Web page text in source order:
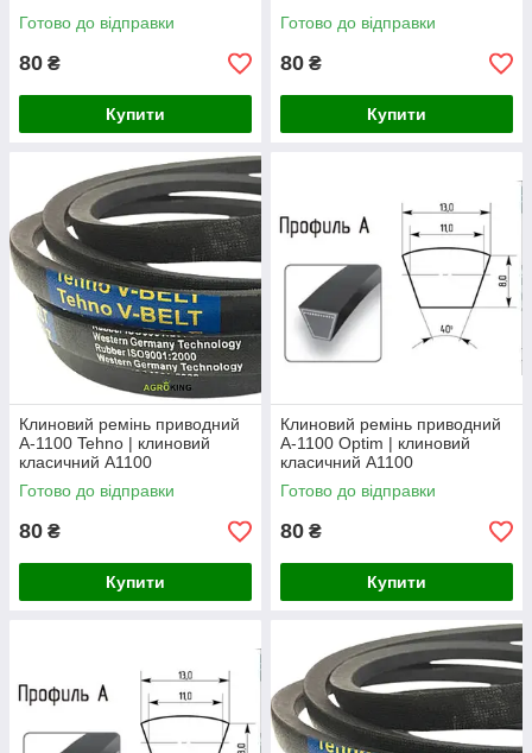
Готово до відправки
80 ₴
Купити
Готово до відправки
80 ₴
Купити
Клиновий ремінь приводний
А-1100 Tehno | клиновий
класичний А1100
Готово до відправки
80 ₴
Купити
Клиновий ремінь приводний
А-1100 Optim | клиновий
класичний А1100
Готово до відправки
80 ₴
Купити